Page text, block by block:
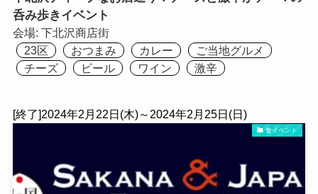
呑み歩きイベント
会場: 下北沢商店街
23区
おつまみ カレー
ご当地グルメ
チーズ
ビール ワイン 激辛
[終了]2024年2月22日(木)～2024年2月25日(日)
食イベント